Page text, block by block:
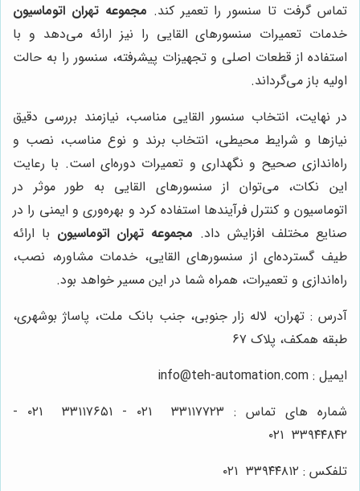
تماس گرفت تا سنسور را تعمیر کند. مجموعه تهران اتوماسیون
خدمات تعمیرات سنسورهای القایی را نیز ارائه می‌دهد و با
استفاده از قطعات اصلی و تجهیزات پیشرفته، سنسور را به حالت
اولیه باز می‌گرداند.
در نهایت، انتخاب سنسور القایی مناسب، نیازمند بررسی دقیق
نیازها و شرایط محیطی، انتخاب برند و نوع مناسب، نصب و
راه‌اندازی صحیح و نگهداری و تعمیرات دوره‌ای است. با رعایت
این نکات، می‌توان از سنسورهای القایی به طور موثر در
اتوماسیون و کنترل فرآیندها استفاده کرد و بهره‌وری و ایمنی را در
صنایع مختلف افزایش داد. مجموعه تهران اتوماسیون با ارائه
طیف گسترده‌ای از سنسورهای القایی، خدمات مشاوره، نصب،
راه‌اندازی و تعمیرات، همراه شما در این مسیر خواهد بود.
آدرس : تهران، لاله زار جنوبی، جنب بانک ملت، پاساژ بوشهری،
طبقه همکف، پلاک ۶۷
ایمیل : info@teh-automation.com
شماره های تماس : ۳۳۱۱۷۷۲۳ ۰۲۱ - ۳۳۱۱۷۶۵۱ ۰۲۱ -
۳۳۹۴۴۸۴۲ ۰۲۱
تلفکس : ۳۳۹۴۴۸۱۲ ۰۲۱